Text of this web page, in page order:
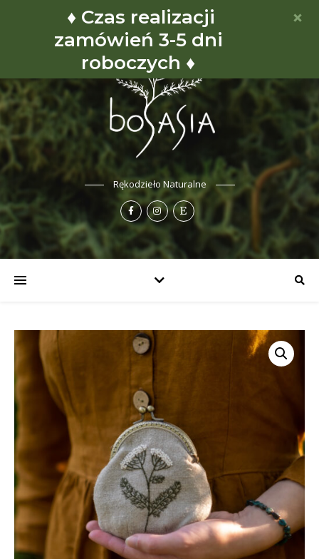
♦ Czas realizacji
zamówień 3-5 dni
roboczych ♦
Rękodzieło Naturalne